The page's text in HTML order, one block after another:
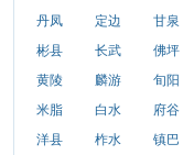
丹凤
定边 甘泉
彬县
长武 佛坪
黄陵
麟游 旬阳
米脂
白水 府谷
洋县
柞水 镇巴